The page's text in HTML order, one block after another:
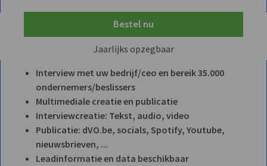
Bestel nu
Jaarlijks opzegbaar
Interview met uw bedrijf/ceo en bereik 35.000
ondernemers/beslissers
Multimediale creatie en publicatie
Interviewcreatie: Tekst, audio, video
Publicatie: dVO.be, socials, Spotify, Youtube,
nieuwsbrieven, ...
Leadinformatie en data beschikbaar